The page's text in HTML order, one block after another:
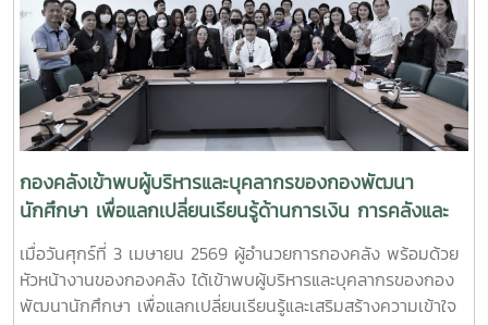
กองคลังเข้าพบผู้บริหารและบุคลากรของกองพัฒนา
นักศึกษา เพื่อแลกเปลี่ยนเรียนรู้ด้านการเงิน การคลังและ
การพัสดุ
เมื่อวันศุกร์ที่ 3 เมษายน 2569 ผู้อำนวยการกองคลัง พร้อมด้วย
หัวหน้างานของกองคลัง ได้เข้าพบผู้บริหารและบุคลากรของกอง
พัฒนานักศึกษา เพื่อแลกเปลี่ยนเรียนรู้และเสริมสร้างความเข้าใจ